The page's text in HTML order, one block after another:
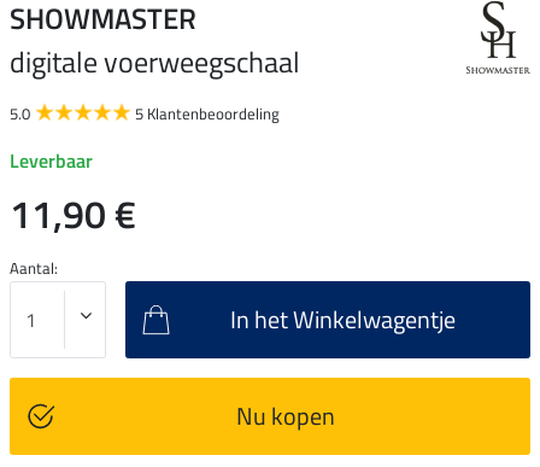
SHOWMASTER
digitale voerweegschaal
5.0 5 Klantenbeoordeling
Leverbaar
11,90 €
Aantal:
In het Winkelwagentje
Nu kopen